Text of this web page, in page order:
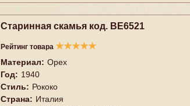
Старинная скамья код. BE6521
Рейтинг товара ★★★★★
Материал: Орех
Год: 1940
Стиль: Рококо
Страна: Италия